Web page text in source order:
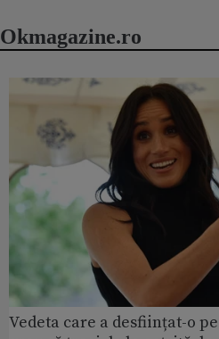
Okmagazine.ro
Vedeta care a desființat-o